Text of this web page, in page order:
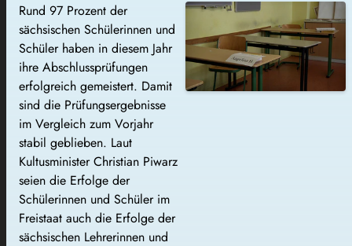
Rund 97 Prozent der
sächsischen Schülerinnen und
Schüler haben in diesem Jahr
ihre Abschlussprüfungen
erfolgreich gemeistert. Damit
sind die Prüfungsergebnisse
im Vergleich zum Vorjahr
stabil geblieben. Laut
Kultusminister Christian Piwarz
seien die Erfolge der
Schülerinnen und Schüler im
Freistaat auch die Erfolge der
sächsischen Lehrerinnen und